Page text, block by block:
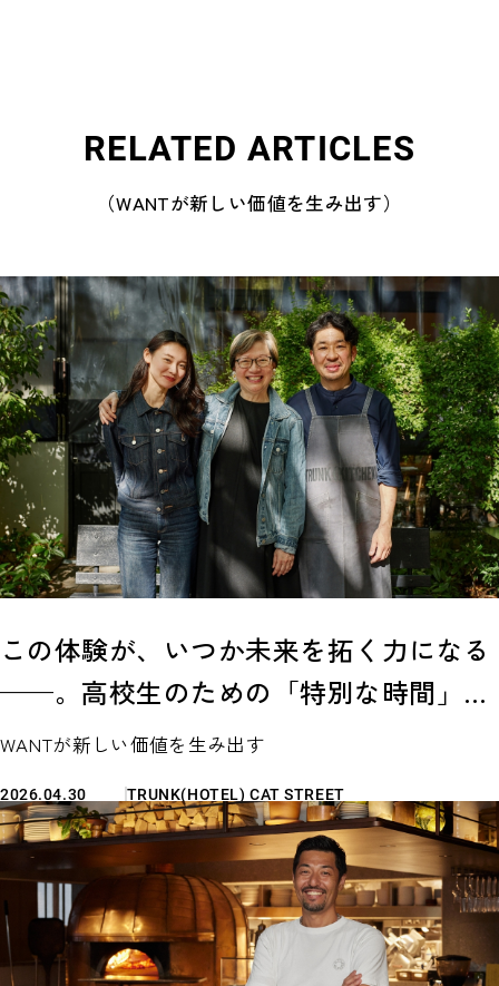
RELATED ARTICLES
（WANTが新しい価値を生み出す）
この体験が、いつか未来を拓く力になる
——。高校生のための「特別な時間」に
寄せる、一人の料理人の想い。 ～ 薄
米恒太＆木場瑞季（TRUNK） 〜
WANTが新しい価値を生み出す
2026.04.30 TRUNK(HOTEL) CAT STREET